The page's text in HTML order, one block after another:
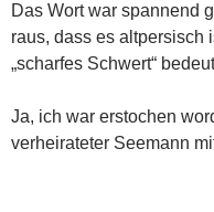
Das Wort war spannend
raus, dass es altpersisch
„scharfes Schwert“
Ja, ich war erstochen
verheirateter Seemann